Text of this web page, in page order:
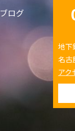
ブログ
地下
名古
アク